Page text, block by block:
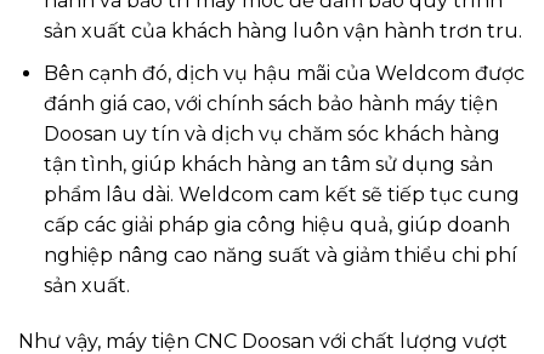
sản xuất của khách hàng luôn vận hành trơn tru.
Bên cạnh đó, dịch vụ hậu mãi của Weldcom được
đánh giá cao, với chính sách bảo hành máy tiện
Doosan uy tín và dịch vụ chăm sóc khách hàng
tận tình, giúp khách hàng an tâm sử dụng sản
phẩm lâu dài. Weldcom cam kết sẽ tiếp tục cung
cấp các giải pháp gia công hiệu quả, giúp doanh
nghiệp nâng cao năng suất và giảm thiểu chi phí
sản xuất.
Như vậy, máy tiện CNC Doosan với chất lượng vượt